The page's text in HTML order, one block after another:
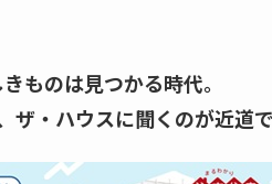
ものは見つかる時代。
ザ・ハウスに聞くのが近道